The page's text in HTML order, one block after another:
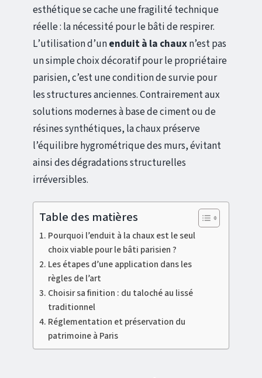
esthétique se cache une fragilité technique
réelle : la nécessité pour le bâti de respirer.
L’utilisation d’unenduit à la chauxn’est pas
un simple choix décoratif pour le propriétaire
parisien, c’est une condition de survie pour
les structures anciennes. Contrairement aux
solutions modernes à base de ciment ou de
résines synthétiques, la chaux préserve
l’équilibre hygrométrique des murs, évitant
ainsi des dégradations structurelles
irréversibles.
Table des matières
Pourquoi l’enduit à la chaux est le seul
choix viable pour le bâti parisien ?
Les étapes d’une application dans les
règles de l’art
Choisir sa finition : du taloché au lissé
traditionnel
Réglementation et préservation du
patrimoine à Paris